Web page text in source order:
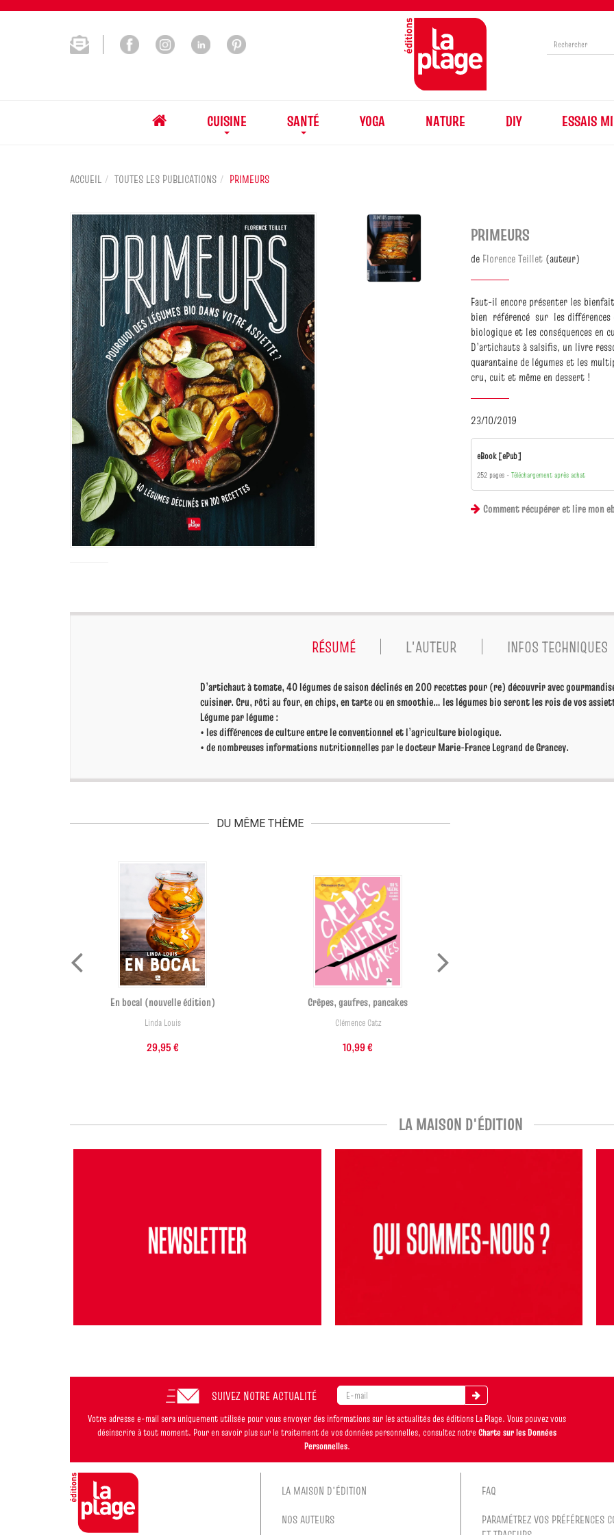
CUISINE SANTÉ YOGA NATURE DIY ESSAIS
ACCUEIL TOUTES LES PUBLICATIONS PRIMEURS
PRIMEURS
de Florence Teillet (auteur)
Faut-il encore présenter les
bien référencé sur les
biologique et les conséquences en
D’artichauts à salsifis, un livre
quarantaine de légumes et les
cru, cuit et même en dessert !
23/10/2019
eBook [ePub]
252 pages Téléchargement après achat
Comment récupérer et lire mon
RÉSUMÉ L'AUTEUR INFOS TECHNIQUES
D’artichaut à tomate, 40 légumes de saison déclinés en 200 recettes pour (re) découvrir avec
cuisiner. Cru, rôti au four, en chips, en tarte ou en smoothie… les légumes bio seront les rois de vos
Légume par légume :
• les différences de culture entre le conventionnel et l’agriculture biologique.
• de nombreuses informations nutritionnelles par le docteur Marie-France Legrand de Grancey.
DU MÊME THÈME
En bocal (nouvelle édition)
Linda Louis
29,95 €
Crêpes, gaufres, pancakes
Clémence Catz
10,99 €
LA MAISON D'ÉDITION
SUIVEZ NOTRE ACTUALITÉ
Votre adresse e-mail sera uniquement utilisée pour vous envoyer des informations sur les actualités des éditions La Plage. Vous pouvez vous
désinscrire à tout moment. Pour en savoir plus sur le traitement de vos données personnelles, consultez notre Charte sur les Données
Personnelles.
LA MAISON D'ÉDITION
NOS AUTEURS
FAQ
PARAMÉTREZ VOS PRÉFÉRENCES